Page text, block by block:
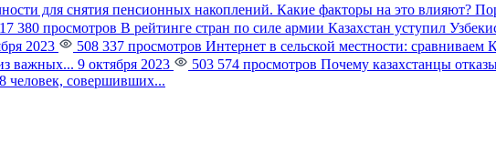
для снятия пенсионных накоплений. Какие факторы на это влияют?
380 просмотров В рейтинге стран по силе армии Казахстан уступил
2023 508 337 просмотров Интернет в сельской местности: сравниваем
важных... 9 октября 2023 503 574 просмотров Почему казахстанцы
человек, совершивших...